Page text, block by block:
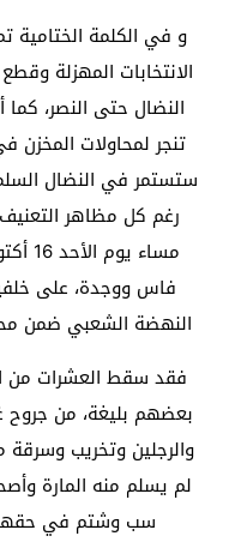
و في الكلمة
الانتخابات المهزلة
تنجر لمحاولات المخزن
ستستمر في النضال
رغم كل مظاهر
فاس ووجدة، على
النهضة الشعبي ضمن
فقد سقط العشرات من
بعضهم بليغة، من
والرجلين وتخريب
لم يسلم منه المارة
سب وشتم في حقهم